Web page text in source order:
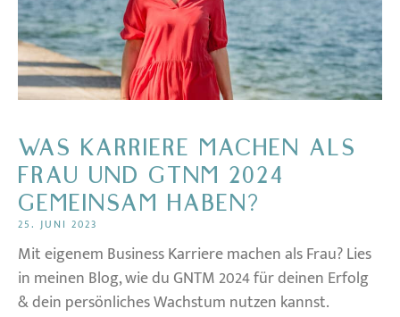
WAS KARRIERE MACHEN ALS
FRAU UND GTNM 2024
GEMEINSAM HABEN?
25. JUNI 2023
Mit eigenem Business Karriere machen als Frau? Lies
in meinen Blog, wie du GNTM 2024 für deinen Erfolg
& dein persönliches Wachstum nutzen kannst.